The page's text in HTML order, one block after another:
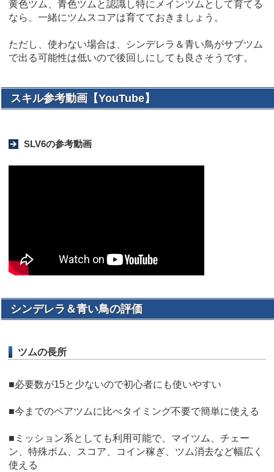
黄色ツム、青色ツムと認識し特にメインツムとして育てる
なら、一緒にツムスコアは育てておきましょう。
ただし、使わない場合は、シンデレラ＆青い鳥がサブツム
で出る可能性は低いので後回しにしても良さそうです。
スキル参考動画【YouTube】
SLV6の参考動画
シンデレラ＆青い鳥の評価
ツムの長所
■必要数が15と少ないので初心者にも使いやすい
■今までのペアツムに比べタイミング不要で簡単に使える
■ミッション系としても利用可能で、マイツム、チェー
ン、特殊ボム、スコア、コイン稼ぎ、ツム消去など幅広く
使える